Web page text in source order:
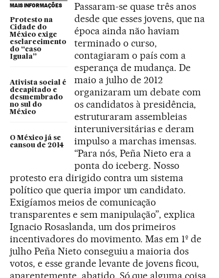
MAIS INFORMAÇÕES
Protesto na
Cidade do
México exige
esclarecimento
do “caso
Iguala”
Ativista social é
decapitado e
desmembrado
no sul do
México
O México já se
cansou de 2014
Passaram-se quase três anos
desde que esses jovens, que na
época ainda não haviam
terminado o curso,
contagiaram o país com a
esperança de mudança. De
maio a julho de 2012
organizaram um debate com
os candidatos à presidência,
estruturaram assembleias
interuniversitárias e deram
impulso a marchas imensas.
“Para nós, Peña Nieto era a
ponta do iceberg. Nosso
protesto era dirigido contra um sistema
político que queria impor um candidato.
Exigíamos meios de comunicação
transparentes e sem manipulação”, explica
Ignacio Rosaslanda, um dos primeiros
incentivadores do movimento. Mas em 1º de
julho Peña Nieto conseguiu a maioria dos
votos, e esse grande levante de jovens ficou,
aparentemente, abatido. Só que alguma coisa